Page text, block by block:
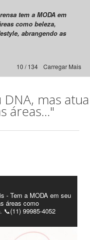
tem a MODA em
como beleza,
abrangendo as
Carregar Mais
10 / 134
mas atua
áreas..."
- Tem a MODA em seu
áreas como
99985-4052